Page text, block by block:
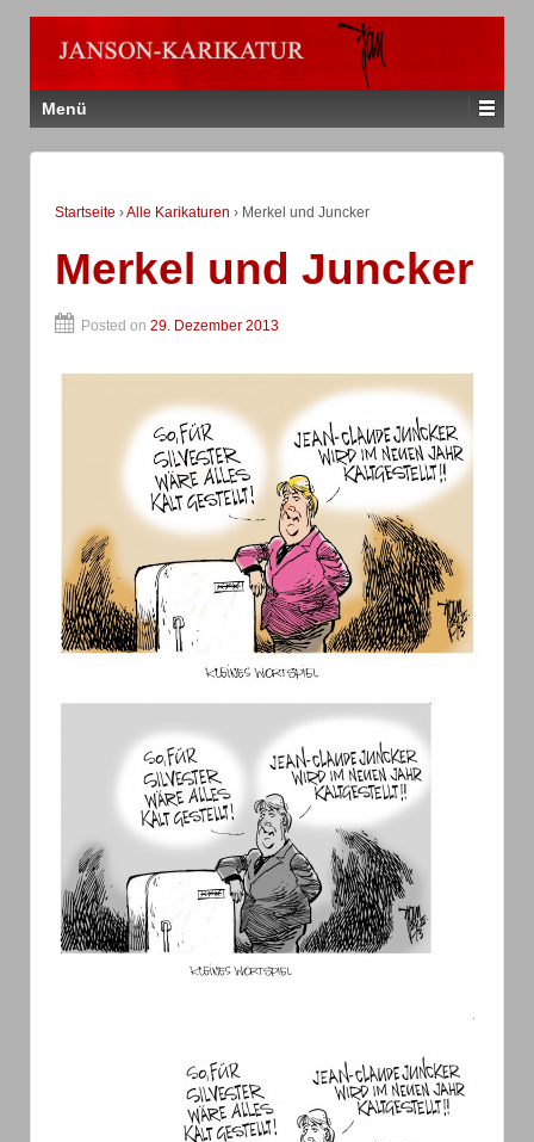
Menü
Startseite ›Alle Karikaturen › Merkel und Juncker
Merkel und Juncker
Posted on 29. Dezember 2013